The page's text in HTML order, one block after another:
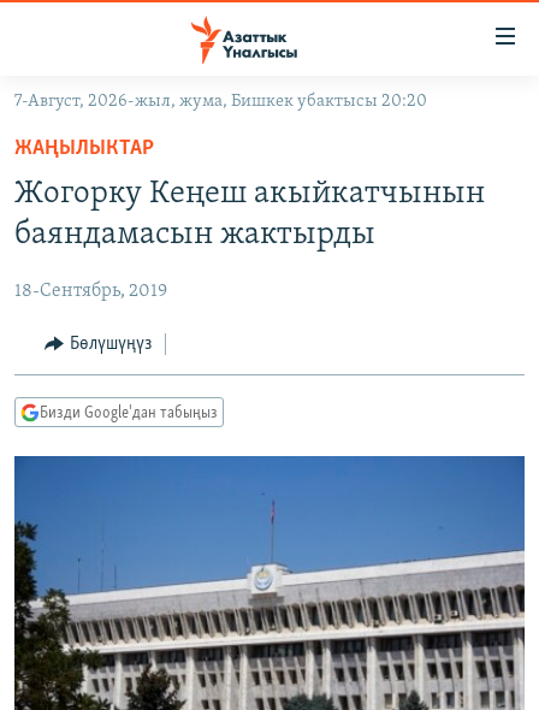
Навигацияга
өтүңүз
Издөөгө
салыңызКЫРГЫЗСТАН
ЭКОНОМИКА
МАДАНИЯТ
ДҮЙНӨ
БОРБОР АЗИЯ
АТАЙЫН ИЛИКТӨӨ
ТВ ПРОГРАММАЛАР
ЭКСПЕРТТЕР ТАЛДАЙТ
ЭЖЕ-СИҢДИЛЕР
АЗАТТЫК+
ЫҢГАЙСЫЗ СУРООЛОР
ӨЗГӨЧӨ ПИКИР
ОНЛАЙН ШЕРИНЕ
7-Август, 2026-жыл, жума, Бишкек убактысы 20:20
ЖАҢЫЛЫКТАР
Жогорку Кеңеш акыйкатчынын
баяндамасын жактырды
18-Сентябрь, 2019
Бөлүшүңүз
Бизди Google'дан табыңыз